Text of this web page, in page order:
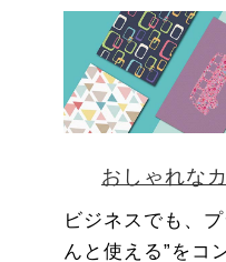
おしゃれな
ビジネスでも、
んと使える”をコ